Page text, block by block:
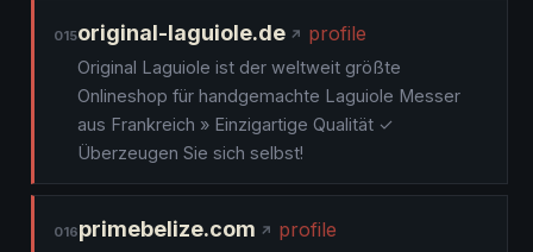
015original-laguiole.de profile
Original Laguiole ist der weltweit größte
Onlineshop für handgemachte Laguiole Messer
aus Frankreich » Einzigartige Qualität ✓
Überzeugen Sie sich selbst!
016primebelize.com profile